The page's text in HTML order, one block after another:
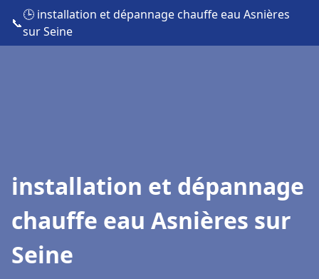
📞
🕒 installation et dépannage chauffe eau Asnières
sur Seine
installation et dépannage
chauffe eau Asnières sur
Seine